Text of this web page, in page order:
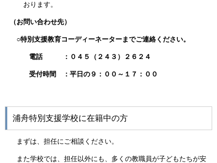
おります。
（お問い合わせ先）
○特別支援教育コーディーネーターまでご連絡ください。
電話 ：０４５（２４３）２６２４
受付時間 ：平日の９：００～１７：００
浦舟特別支援学校に在籍中の方
まずは、担任にご相談ください。
また学校では、担任以外にも、多くの教職員が子どもたちが安